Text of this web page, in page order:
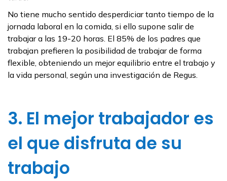
No tiene mucho sentido desperdiciar tanto tiempo de la
jornada laboral en la comida, si ello supone salir de
trabajar a las 19-20 horas. El 85% de los padres que
trabajan prefieren la posibilidad de trabajar de forma
flexible, obteniendo un mejor equilibrio entre el trabajo y
la vida personal, según una investigación de Regus.
3. El mejor trabajador es
el que disfruta de su
trabajo